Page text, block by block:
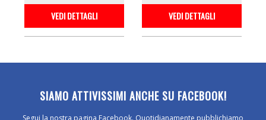
VEDI DETTAGLI VEDI DETTAGLI
SIAMO ATTIVISSIMI ANCHE SU FACEBOOK!
Segui la nostra pagina Facebook. Quotidianamente pubblichiamo